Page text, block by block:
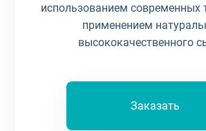
использованием современных
применением
высококачественного
Заказать